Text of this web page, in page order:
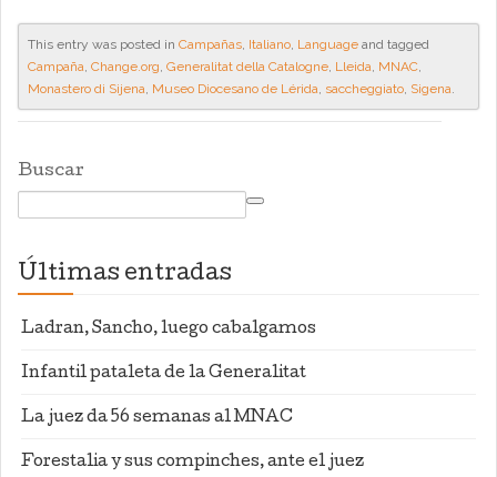
This entry was posted in Campañas, Italiano, Language and tagged
Campaña, Change.org, Generalitat della Catalogne, Lleida, MNAC,
Monastero di Sijena, Museo Diocesano de Lérida, saccheggiato, Sigena.
Buscar
Últimas entradas
Ladran, Sancho, luego cabalgamos
Infantil pataleta de la Generalitat
La juez da 56 semanas al MNAC
Forestalia y sus compinches, ante el juez